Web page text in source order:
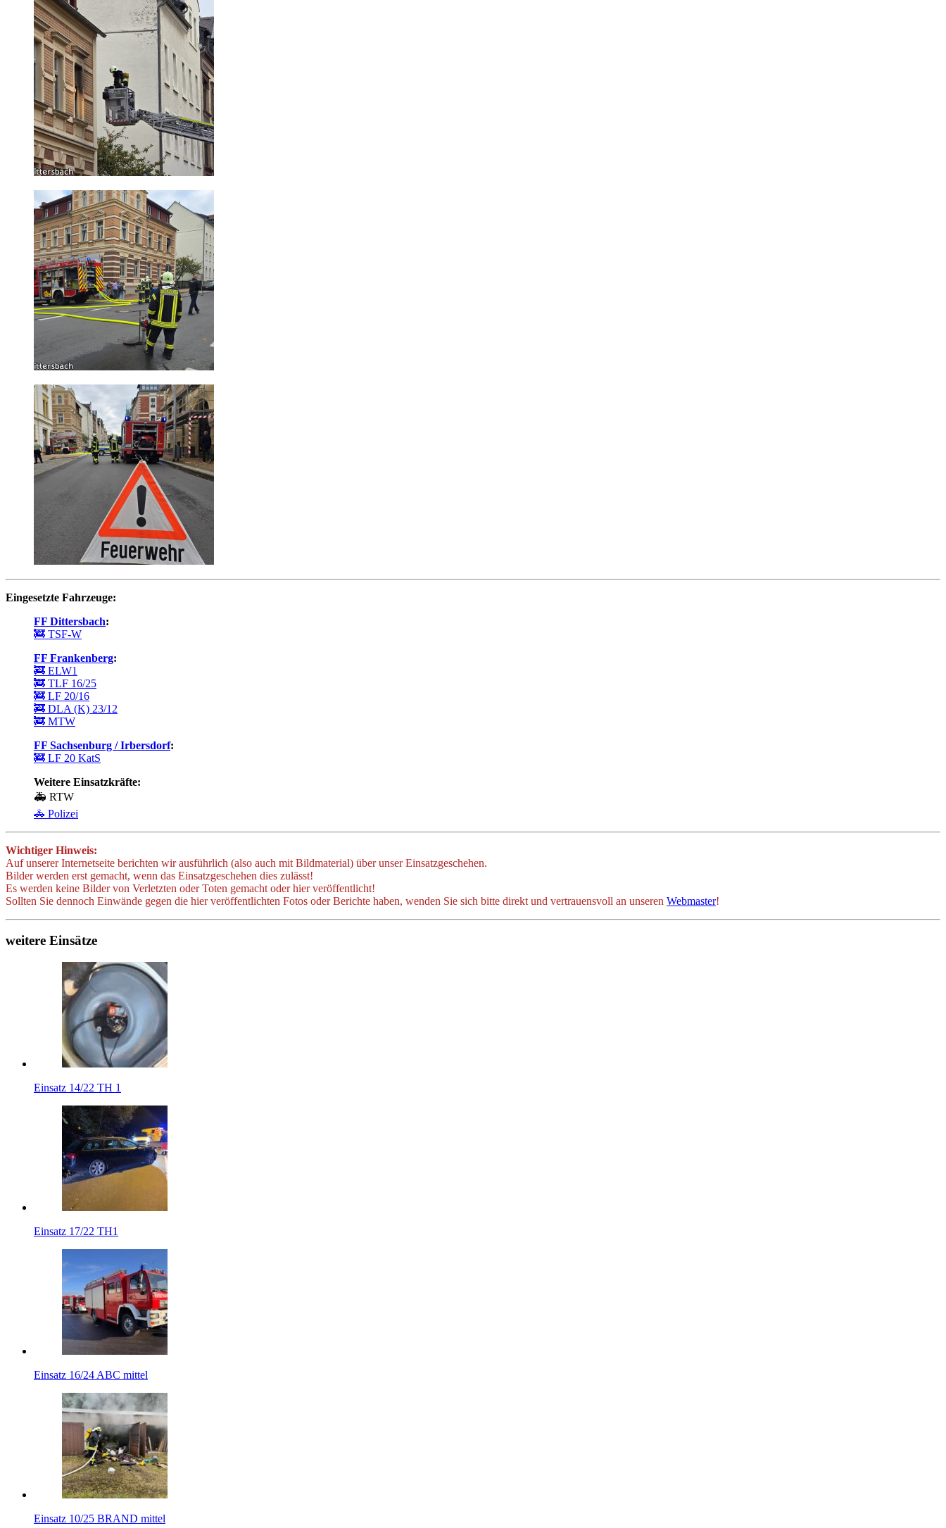
Eingesetzte Fahrzeuge:
FF Dittersbach:
🚒 TSF-W
FF Frankenberg:
🚒 ELW1
🚒 TLF 16/25
🚒 LF 20/16
🚒 DLA (K) 23/12
🚒 MTW
FF Sachsenburg / Irbersdorf:
🚒 LF 20 KatS
Weitere Einsatzkräfte:
🚑 RTW
🚓 Polizei
Wichtiger Hinweis:
Auf unserer Internetseite berichten wir ausführlich (also auch mit Bildmaterial) über unser Einsatzgeschehen.
Bilder werden erst gemacht, wenn das Einsatzgeschehen dies zulässt!
Es werden keine Bilder von Verletzten oder Toten gemacht oder hier veröffentlicht!
Sollten Sie dennoch Einwände gegen die hier veröffentlichten Fotos oder Berichte haben, wenden Sie sich bitte direkt und vertrauensvoll an unseren Webmaster!
weitere Einsätze
Einsatz 14/22 TH 1
Einsatz 17/22 TH1
Einsatz 16/24 ABC mittel
Einsatz 10/25 BRAND mittel